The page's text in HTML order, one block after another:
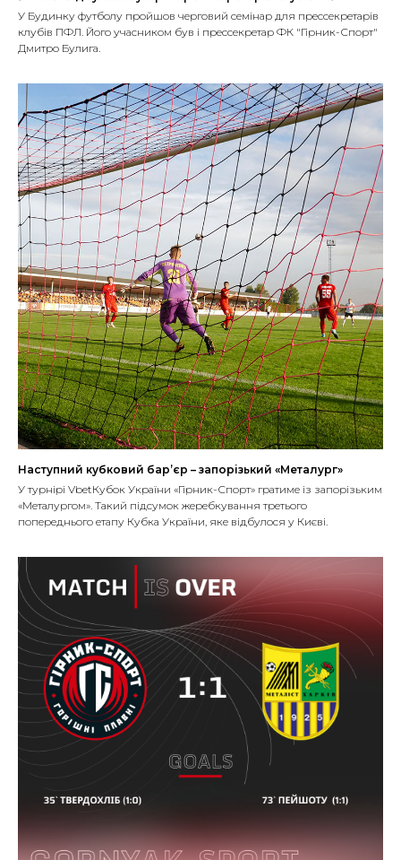
У Будинку футболу пройшов черговий семінар для прессекретарів
клубів ПФЛ. Його учасником був і прессекретар ФК "Гірник-Спорт"
Дмитро Булига.
Наступний кубковий бар’єр – запорізький «Металург»
У турнірі VbetКубок України «Гірник-Спорт» гратиме із запорізьким
«Металургом». Такий підсумок жеребкування третього
попереднього етапу Кубка України, яке відбулося у Києві.